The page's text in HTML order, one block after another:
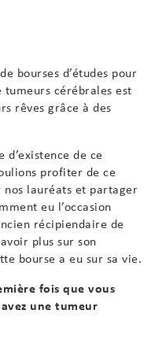
bourses d’études pour
cérébrales est
rêves grâce à des
d’existence de ce
profiter de ce
lauréats et partager
eu l’occasion
récipiendaire de
plus sur son
bourse a eu sur sa vie.
fois que vous
une tumeur